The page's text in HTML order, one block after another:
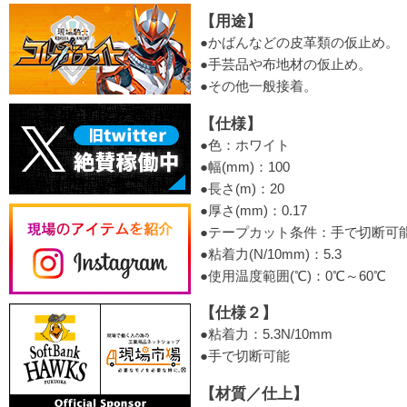
【用途】
●かばんなどの皮革類の仮止め。
●手芸品や布地材の仮止め。
●その他一般接着。
【仕様】
●色：ホワイト
●幅(mm)：100
●長さ(m)：20
●厚さ(mm)：0.17
●テープカット条件：手で切断可
●粘着力(N/10mm)：5.3
●使用温度範囲(℃)：0℃～60℃
【仕様２】
●粘着力：5.3N/10mm
●手で切断可能
【材質／仕上】